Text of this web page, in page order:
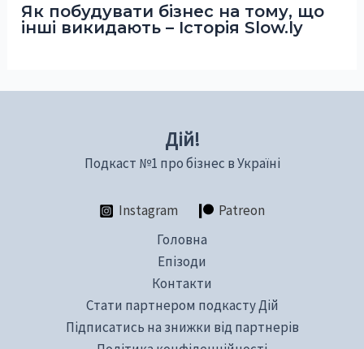
Як побудувати бізнес на тому, що
інші викидають – Історія Slow.ly
Дій!
Подкаст №1 про бізнес в Україні
Instagram
Patreon
Головна
Епізоди
Контакти
Стати партнером подкасту Дій
Підписатись на знижки від партнерів